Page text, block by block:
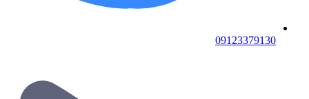
09123379130